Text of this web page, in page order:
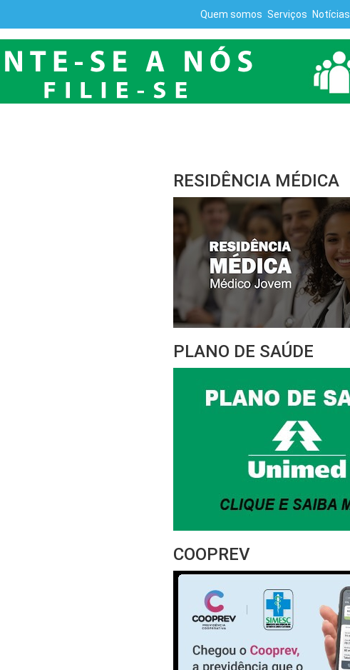
Quem somos Serviços Notícias
RESIDÊNCIA MÉDICA
PLANO DE SAÚDE
COOPREV